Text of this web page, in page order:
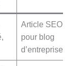
Article SEO
pour blog
d’entreprise